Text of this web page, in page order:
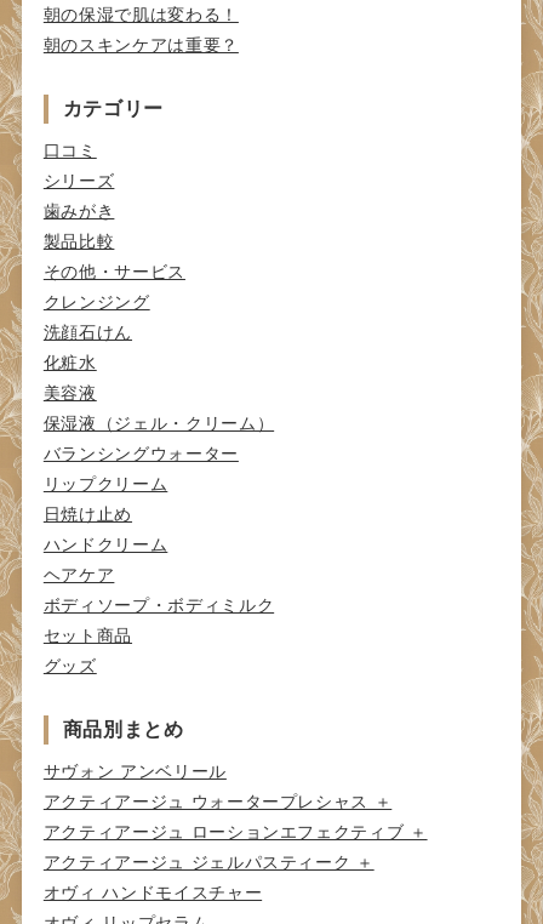
朝の保湿で肌は変わる！
朝のスキンケアは重要？
カテゴリー
口コミ
シリーズ
歯みがき
製品比較
その他・サービス
クレンジング
洗顔石けん
化粧水
美容液
保湿液（ジェル・クリーム）
バランシングウォーター
リップクリーム
日焼け止め
ハンドクリーム
ヘアケア
ボディソープ・ボディミルク
セット商品
グッズ
商品別まとめ
サヴォン アンベリール
アクティアージュ ウォータープレシャス ＋
アクティアージュ ローションエフェクティブ ＋
アクティアージュ ジェルパスティーク ＋
オヴィ ハンドモイスチャー